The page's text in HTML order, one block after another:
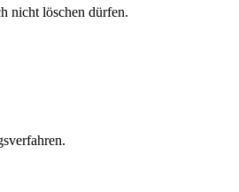
nicht löschen dürfen.